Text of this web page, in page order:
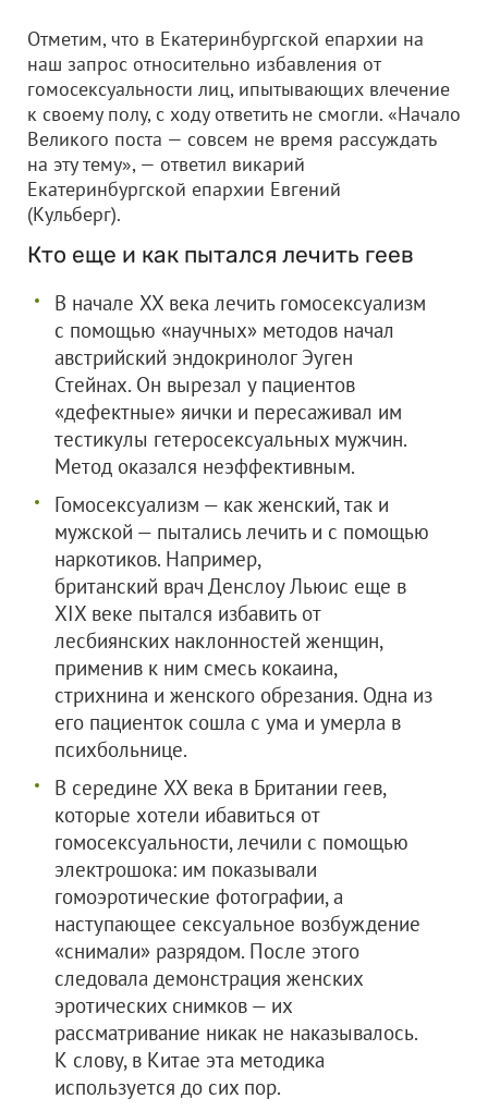
Отметим, что в Екатеринбургской епархии на
наш запрос относительно избавления от
гомосексуальности лиц, ипытывающих влечение
к своему полу, с ходу ответить не смогли. «Начало
Великого поста — совсем не время рассуждать
на эту тему», — ответил викарий
Екатеринбургской епархии Евгений
(Кульберг).
Кто еще и как пытался лечить геев
В начале XX века лечить гомосексуализм
с помощью «научных» методов начал
австрийский эндокринолог Эуген
Стейнах. Он вырезал у пациентов
«дефектные» яички и пересаживал им
тестикулы гетеросексуальных мужчин.
Метод оказался неэффективным.
Гомосексуализм — как женский, так и
мужской — пытались лечить и с помощью
наркотиков. Например,
британский врач Денслоу Льюис еще в
XIX веке пытался избавить от
лесбиянских наклонностей женщин,
применив к ним смесь кокаина,
стрихнина и женского обрезания. Одна из
его пациенток сошла с ума и умерла в
психбольнице.
В середине XX века в Британии геев,
которые хотели ибавиться от
гомосексуальности, лечили с помощью
электрошока: им показывали
гомоэротические фотографии, а
наступающее сексуальное возбуждение
«снимали» разрядом. После этого
следовала демонстрация женских
эротических снимков — их
рассматривание никак не наказывалось.
К слову, в Китае эта методика
используется до сих пор.